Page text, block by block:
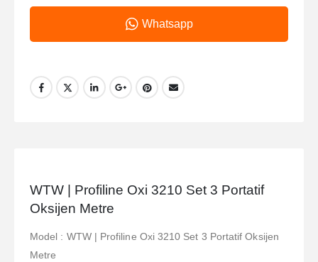
Whatsapp
WTW | Profiline Oxi 3210 Set 3 Portatif
Oksijen Metre
Model : WTW | Profiline Oxi 3210 Set 3 Portatif Oksijen
Metre